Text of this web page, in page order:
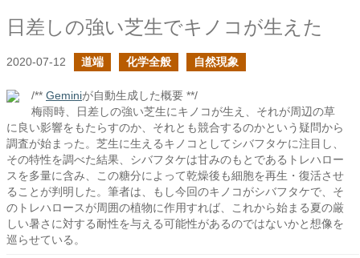
日差しの強い芝生でキノコが生えた
2020-07-12 道端 化学全般 自然現象
/** Geminiが自動生成した概要 **/
梅雨時、日差しの強い芝生にキノコが生え、それが周辺の草
に良い影響をもたらすのか、それとも競合するのかという疑問から
調査が始まった。芝生に生えるキノコとしてシバフタケに注目し、
その特性を調べた結果、シバフタケは甘みのもとであるトレハロー
スを多量に含み、この糖分によって乾燥後も細胞を再生・復活させ
ることが判明した。筆者は、もし今回のキノコがシバフタケで、そ
のトレハロースが周囲の植物に作用すれば、これから始まる夏の厳
しい暑さに対する耐性を与える可能性があるのではないかと想像を
巡らせている。